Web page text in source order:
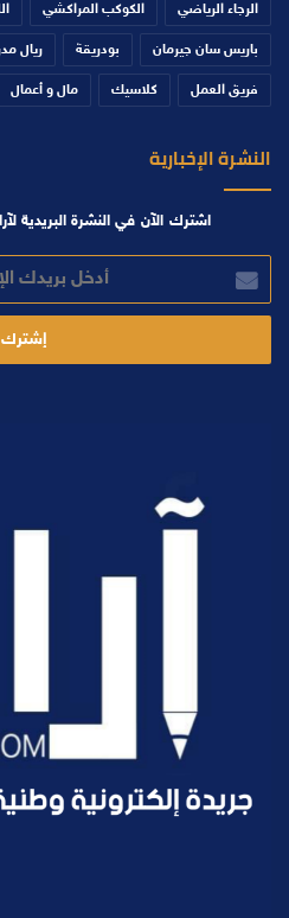
الرجاء الرياضي الكوكب المراكشي
باريس سان جيرمان بودريقة ريال
فريق العمل كلاسيك مال و أعمال
النشرة الإخبارية
اشترك الآن في النشرة البريدية
بريدك
الإلكتروني